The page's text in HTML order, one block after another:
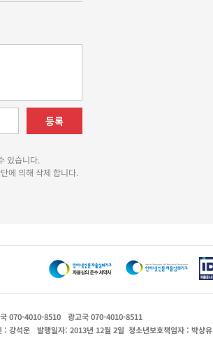
등록
있습니다.
에 의해 삭제 합니다.
070-4010-8510
광고국 070-4010-8511
: 강석운 발행일자: 2013년 12월 2일 청소년보호책임자 : 박상유